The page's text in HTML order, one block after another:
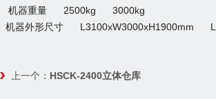
机器重量 2500kg 3000kg
机器外形尺寸 L3100xW3000xH1900mm
上一个： HSCK-2400立体仓库